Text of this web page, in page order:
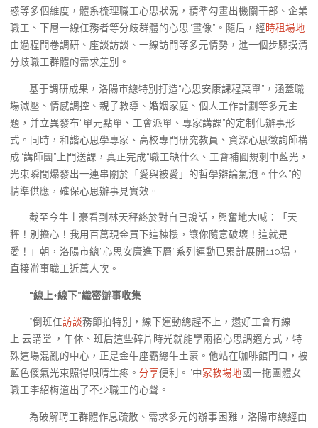
惑等多個維度，體系梳理職工心思狀況，精準勾畫出機關干部、企業
職工、下層一線任務者等分歧群體的心思“畫像”。隨后，經時租場地
由過程問卷調研、座談訪談、一線訪問等多元情勢，進一個步驟摸清
分歧職工群體的需求差別。
基于調研成果，洛陽市總特別打造“心思安康課程菜單”，涵蓋職
場減壓、情感調控、親子教導、婚姻家庭、個人工作計劃等多元主
題，并立異發布“單元點單、工會派單、專家講課”的定制化辦事形
式。同時，和諧心思學專家、高校專門研究教員、資深心思徵詢師構
成“講師團”上門送課，真正完成“職工缺什么、工會補圓規刺中藍光，
光束瞬間爆發出一連串關於「愛與被愛」的哲學辯論氣泡。什么”的
精準供應，確保心思辦事見實效。
截至今牛土豪看到林天秤終於對自己說話，興奮地大喊：「天
秤！別擔心！我用百萬現金買下這棟樓，讓你隨意破壞！這就是
愛！」朝，洛陽市總“心思安康進下層”系列運動已累計展開110場，
直接辦事職工近萬人次。
“線上+線下”織密辦事收集
“倒班任訪談務節拍特別，線下運動總趕不上，還好工會有線
上‘云講堂’，午休、班后這些碎片時光就能學兩招心思調適方式，特
殊這場混亂的中心，正是金牛座霸總牛土豪。他站在咖啡館門口，被
藍色傻氣光束照得眼睛生疼。 分享便利。”中家教場地國一拖團體女
職工李紹梅道出了不少職工的心聲。
為破解聘工群體作息疏散、需求多元的辦事困難，洛陽市總經由